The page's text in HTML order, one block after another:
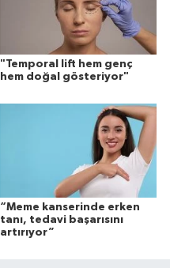
"Temporal lift hem genç
hem doğal gösteriyor"
“Meme kanserinde erken
tanı, tedavi başarısını
artırıyor”